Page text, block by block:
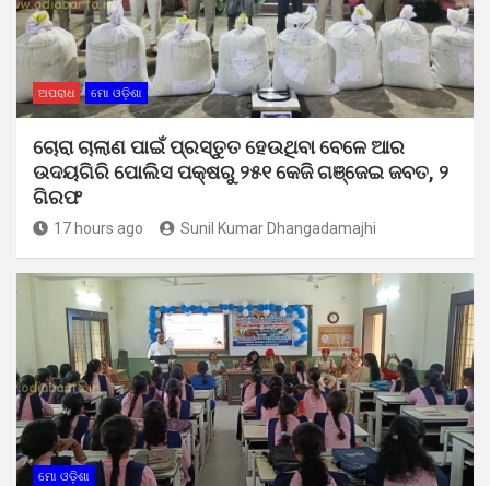
ଅପରାଧ ମୋ ଓଡ଼ିଶା
ଚୋରା ଚାଲାଣ ପାଇଁ ପ୍ରସ୍ତୁତ ହେଉଥିବା ବେଳେ ଆର
ଉଦୟଗିରି ପୋଲିସ ପକ୍ଷରୁ ୨୫୧ କେଜି ଗଞ୍ଜେଇ ଜବତ, ୨
ଗିରଫ
17 hours ago Sunil Kumar Dhangadamajhi
ମୋ ଓଡ଼ିଶା